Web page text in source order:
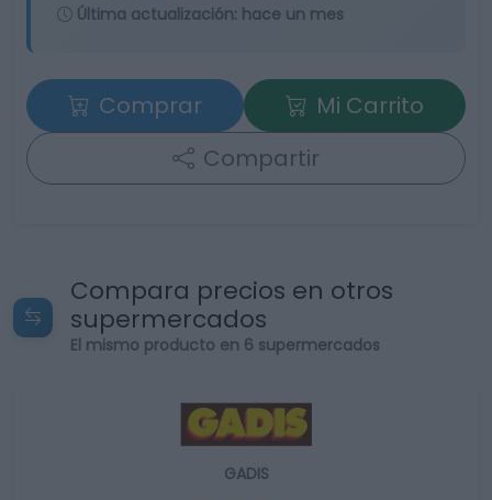
Última actualización: hace un mes
Comprar
Mi Carrito
Compartir
Compara precios en otros
supermercados
El mismo producto en 6 supermercados
GADIS